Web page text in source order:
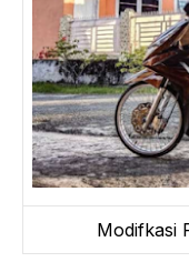
Modifkasi